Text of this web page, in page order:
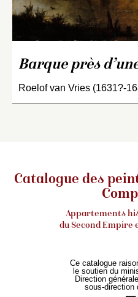
Barque près
Roelof van Vries (1631?-
Catalogue des
Appartements
du Second Empire
Ce catalogue
le soutien du
Direction
sous-direction